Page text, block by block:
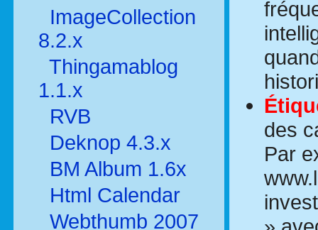
ImageCollection
8.2.x
Thingamablog
1.1.x
RVB
Deknop 4.3.x
BM Album 1.6x
Html Calendar
Webthumb 2007
des
Par